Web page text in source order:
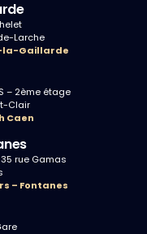
Larche
la-Gaillarde
– 2ème étage
Clair
Caen
rue Gamas
– Fontanes